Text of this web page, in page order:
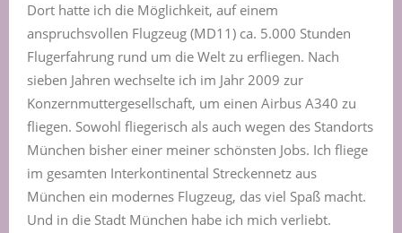
Dort hatte ich die Möglichkeit, auf einem
anspruchsvollen Flugzeug (MD11) ca. 5.000 Stunden
Flugerfahrung rund um die Welt zu erfliegen. Nach
sieben Jahren wechselte ich im Jahr 2009 zur
Konzernmuttergesellschaft, um einen Airbus A340 zu
fliegen. Sowohl fliegerisch als auch wegen des Standorts
München bisher einer meiner schönsten Jobs. Ich fliege
im gesamten Interkontinental Streckennetz aus
München ein modernes Flugzeug, das viel Spaß macht.
Und in die Stadt München habe ich mich verliebt.